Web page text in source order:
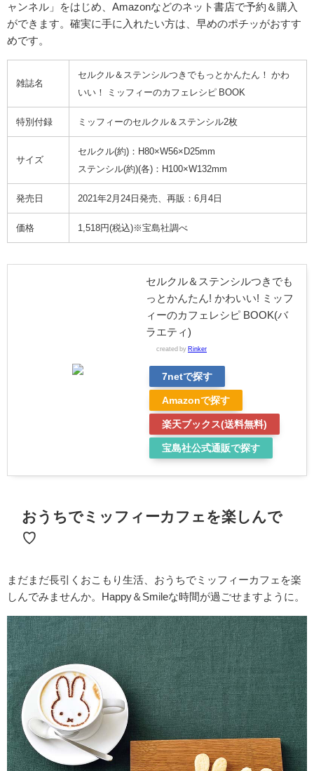
ャンネル」をはじめ、Amazonなどのネット書店で予約＆購入
ができます。確実に手に入れたい方は、早めのポチッがおすす
めです。
雑誌名
セルクル＆ステンシルつきでもっとかんたん！ かわ
いい！ ミッフィーのカフェレシピ BOOK
特別付録 ミッフィーのセルクル＆ステンシル2枚
サイズ
セルクル(約)：H80×W56×D25mm
ステンシル(約)(各)：H100×W132mm
発売日 2021年2月24日発売、再販：6月4日
価格 1,518円(税込)※宝島社調べ
セルクル＆ステンシルつきでも
っとかんたん! かわいい! ミッフ
ィーのカフェレシピ BOOK(バ
ラエティ)
created by Rinker
7netで探す
Amazonで探す
楽天ブックス(送料無料)
宝島社公式通販で探す
おうちでミッフィーカフェを楽しんで
♡
まだまだ長引くおこもり生活、おうちでミッフィーカフェを楽
しんでみませんか。Happy＆Smileな時間が過ごせますように。